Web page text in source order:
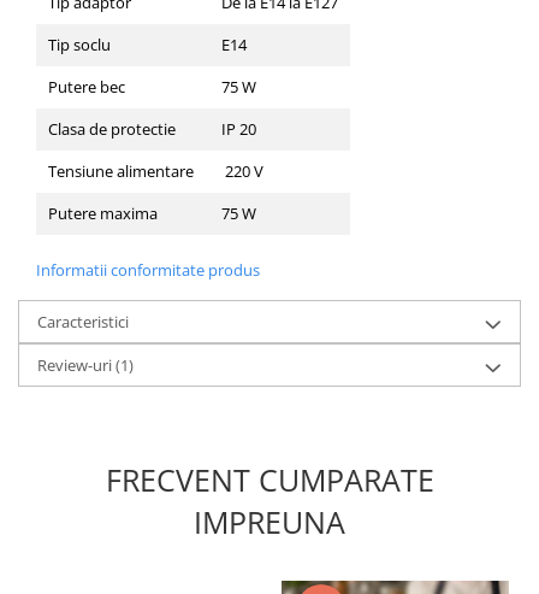
Ventilator
Accesorii camping
Conetica si conexiuni
Masina de facut gheata
Promotii
Tip soclu
E14
Putere bec
75 W
Clasa de protectie
IP 20
Tensiune alimentare
220 V
Putere maxima
75 W
Informatii conformitate produs
Caracteristici
Review-uri(1)
FRECVENT CUMPARATE
IMPREUNA